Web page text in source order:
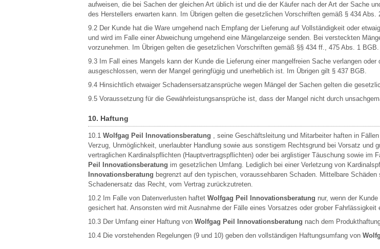
aufweisen, die bei Sachen der gleichen Art üblich ist und die der Käufer nach der Art der Sache
des Herstellers erwarten kann. Im Übrigen gelten die gesetzlichen Vorschriften gemäß § 434 Abs.
9.2 Der Kunde hat die Ware umgehend nach Empfang der Lieferung auf Vollständigkeit oder
und wird im Falle einer Abweichung umgehend eine Mängelanzeige senden. Bei versteckten
vorzunehmen. Im Übrigen gelten die gesetzlichen Vorschriften gemäß §§ 434 ff., 475 Abs. 1 BGB.
9.3 Im Fall eines Mangels kann der Kunde die Lieferung einer mangelfreien Sache verlangen
ausgeschlossen, wenn der Mangel geringfügig und unerheblich ist. Im Übrigen gilt § 437 BGB.
9.4 Hinsichtlich etwaiger Schadensersatzansprüche wegen Mängel der Sachen gelten die
9.5 Voraussetzung für die Gewährleistungsansprüche ist, dass der Mangel nicht durch
10. Haftung
10.1 Wolfgag Peil Innovationsberatung , seine Geschäftsleitung und Mitarbeiter haften in
Verzug, Unmöglichkeit, unerlaubter Handlung sowie aus sonstigem Rechtsgrund bei Vorsatz und
vertraglichen Kardinalspflichten (Hauptvertragspflichten) oder bei arglistiger Täuschung sowie
Peil Innovationsberatung im gesetzlichen Umfang. Lediglich bei einer Verletzung von
Innovationsberatung begrenzt auf den typischen, voraussehbaren Schaden. Mittelbare
Schadenersatz das Recht, vom Vertrag zurückzutreten.
10.2 Im Falle von Datenverlusten haftet Wolfgag Peil Innovationsberatung nur, wenn der
gesichert hat. Ansonsten wird mit Ausnahme der Fälle eines Vorsatzes oder grober Fahrlässigkeit
10.3 Der Umfang einer Haftung von Wolfgag Peil Innovationsberatung nach dem
10.4 Die vorstehenden Regelungen (9 und 10) geben den vollständigen Haftungsumfang von